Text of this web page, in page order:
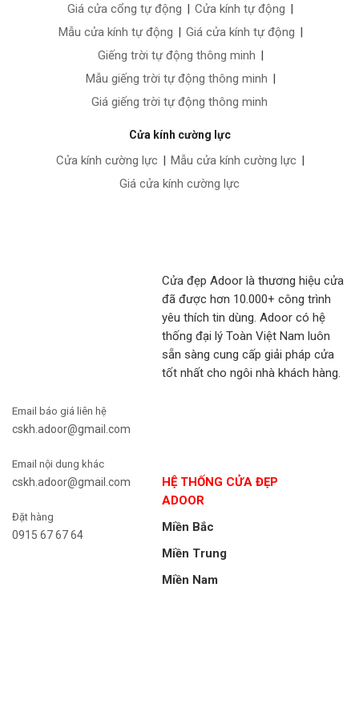
Giá cửa cổng tự động | Cửa kính tự động |
Mẫu cửa kính tự động | Giá cửa kính tự động |
Giếng trời tự động thông minh |
Mẫu giếng trời tự động thông minh |
Giá giếng trời tự động thông minh
Cửa kính cường lực
Cửa kính cường lực | Mẫu cửa kính cường lực |
Giá cửa kính cường lực
Email báo giá liên hệ
cskh.adoor@gmail.com
Email nội dung khác
cskh.adoor@gmail.com
Đặt hàng
0915 67 67 64
Cửa đẹp Adoor là thương hiệu cửa
đã được hơn 10.000+ công trình
yêu thích tin dùng. Adoor có hệ
thống đại lý Toàn Việt Nam luôn
sẵn sàng cung cấp giải pháp cửa
tốt nhất cho ngôi nhà khách hàng.
HỆ THỐNG CỬA ĐẸP
ADOOR
Miền Bắc
Miền Trung
Miền Nam